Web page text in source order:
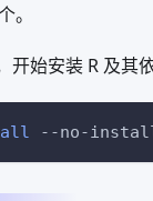
。
始安装 R 及其依
--no-